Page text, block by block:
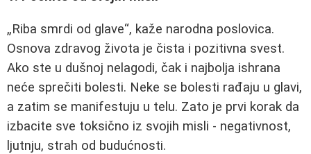
„Riba smrdi od glave“, kaže narodna poslovica.
Osnova zdravog života je čista i pozitivna svest.
Ako ste u dušnoj nelagodi, čak i najbolja ishrana
neće sprečiti bolesti. Neke se bolesti rađaju u glavi,
a zatim se manifestuju u telu. Zato je prvi korak da
izbacite sve toksično iz svojih misli - negativnost,
ljutnju, strah od budućnosti.